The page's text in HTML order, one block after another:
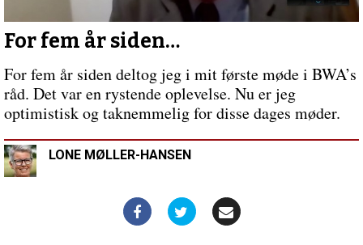
indlæg:
Basker
du
dig
gennem
livet?
For fem år siden…
For fem år siden deltog jeg i mit første møde i BWA’s
råd. Det var en rystende oplevelse. Nu er jeg
optimistisk og taknemmelig for disse dages møder.
LONE MØLLER-HANSEN